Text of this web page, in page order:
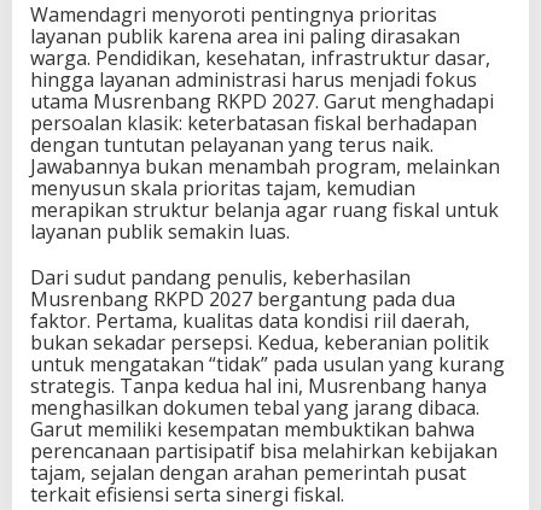
Wamendagri menyoroti pentingnya prioritas
layanan publik karena area ini paling dirasakan
warga. Pendidikan, kesehatan, infrastruktur dasar,
hingga layanan administrasi harus menjadi fokus
utama Musrenbang RKPD 2027. Garut menghadapi
persoalan klasik: keterbatasan fiskal berhadapan
dengan tuntutan pelayanan yang terus naik.
Jawabannya bukan menambah program, melainkan
menyusun skala prioritas tajam, kemudian
merapikan struktur belanja agar ruang fiskal untuk
layanan publik semakin luas.
Dari sudut pandang penulis, keberhasilan
Musrenbang RKPD 2027 bergantung pada dua
faktor. Pertama, kualitas data kondisi riil daerah,
bukan sekadar persepsi. Kedua, keberanian politik
untuk mengatakan “tidak” pada usulan yang kurang
strategis. Tanpa kedua hal ini, Musrenbang hanya
menghasilkan dokumen tebal yang jarang dibaca.
Garut memiliki kesempatan membuktikan bahwa
perencanaan partisipatif bisa melahirkan kebijakan
tajam, sejalan dengan arahan pemerintah pusat
terkait efisiensi serta sinergi fiskal.